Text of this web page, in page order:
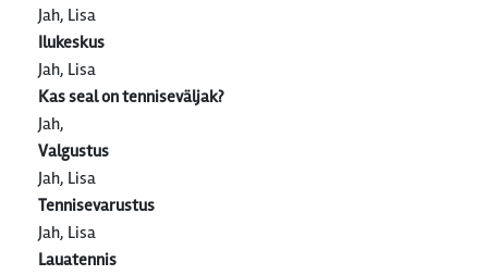
Jah, Lisa
Ilukeskus
Jah, Lisa
Kas seal on tenniseväljak?
Jah,
Valgustus
Jah, Lisa
Tennisevarustus
Jah, Lisa
Lauatennis